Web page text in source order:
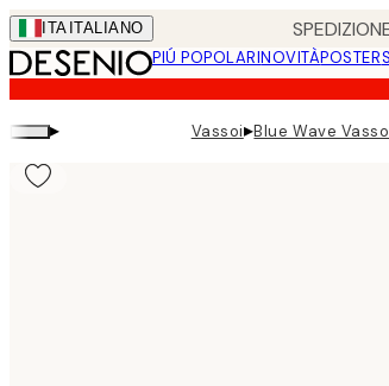
Skip
to
main
content.
ITA ITALIANO
PIÚ POPOLARINOVITÀPOSTER
▸ Vassoi▸Blue Wave